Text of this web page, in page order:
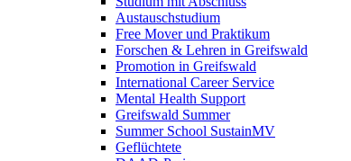
Austauschstudium
Free Mover und Praktikum
Forschen & Lehren in Greifswald
Promotion in Greifswald
International Career Service
Mental Health Support
Greifswald Summer
Summer School SustainMV
Geflüchtete